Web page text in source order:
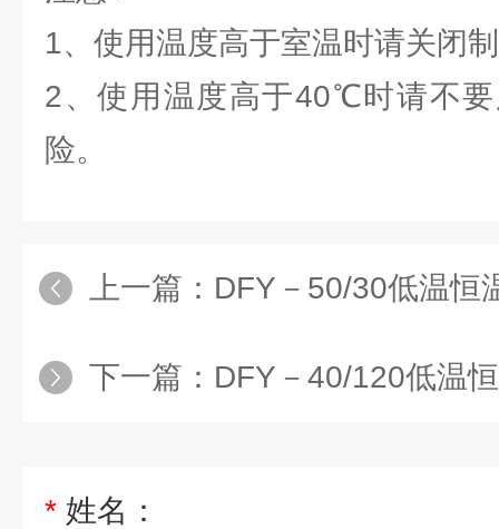
1、使用温度高于室温时请关闭
2、使用温度高于40℃时请不
险。
上一篇： DFY－50/30低温恒温反应
下一篇： DFY－40/120低温恒温反应
* 姓名：